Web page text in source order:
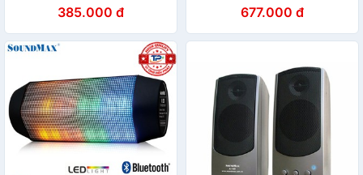
hỗ trợ Bluetooth, đọc thẻ
nhớ , USB đèn LED
385.000 đ
Hàng chính hãng
677.000 đ